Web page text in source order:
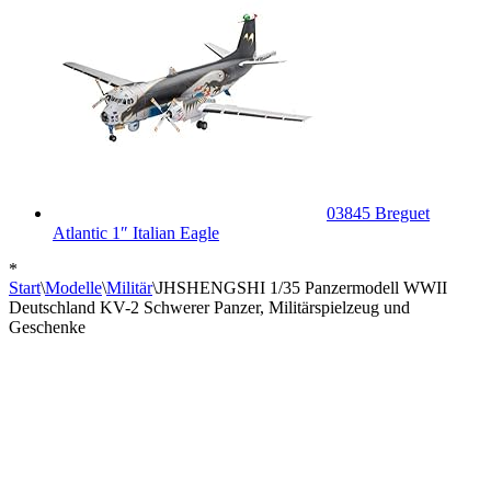
03845 Breguet
Atlantic 1″ Italian Eagle
*
Start\Modelle\Militär\JHSHENGSHI 1/35 Panzermodell WWII
Deutschland KV-2 Schwerer Panzer, Militärspielzeug und
Geschenke